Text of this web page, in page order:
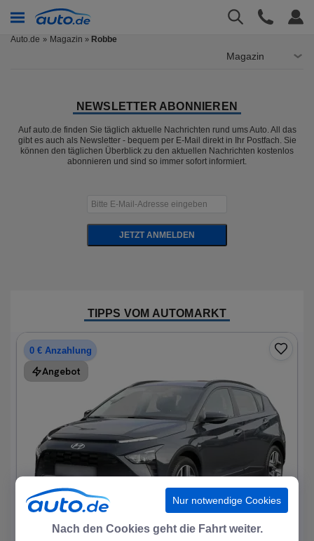
Auto.de Magazin » Robbe
Magazin
NEWSLETTER ABONNIEREN
Auf auto.de finden Sie täglich aktuelle Nachrichten rund ums Auto. All das
gibt es auch als Newsletter - bequem per E-Mail direkt in Ihr Postfach. Sie
können den täglichen Überblick zu den aktuellen Nachrichten kostenlos
abonnieren und sind so immer sofort informiert.
JETZT ANMELDEN
TIPPS VOM AUTOMARKT
0 € Anzahlung
Angebot
|15
Nur notwendige Cookies
Nach den Cookies geht die Fahrt weiter.